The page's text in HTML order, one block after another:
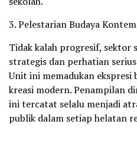
3. Pelestarian Budaya
Tidak kalah progresif, sektor
strategis dan perhatian
Unit ini memadukan ekspresi
kreasi modern. Penampilan
ini tercatat selalu menjadi
publik dalam setiap helatan